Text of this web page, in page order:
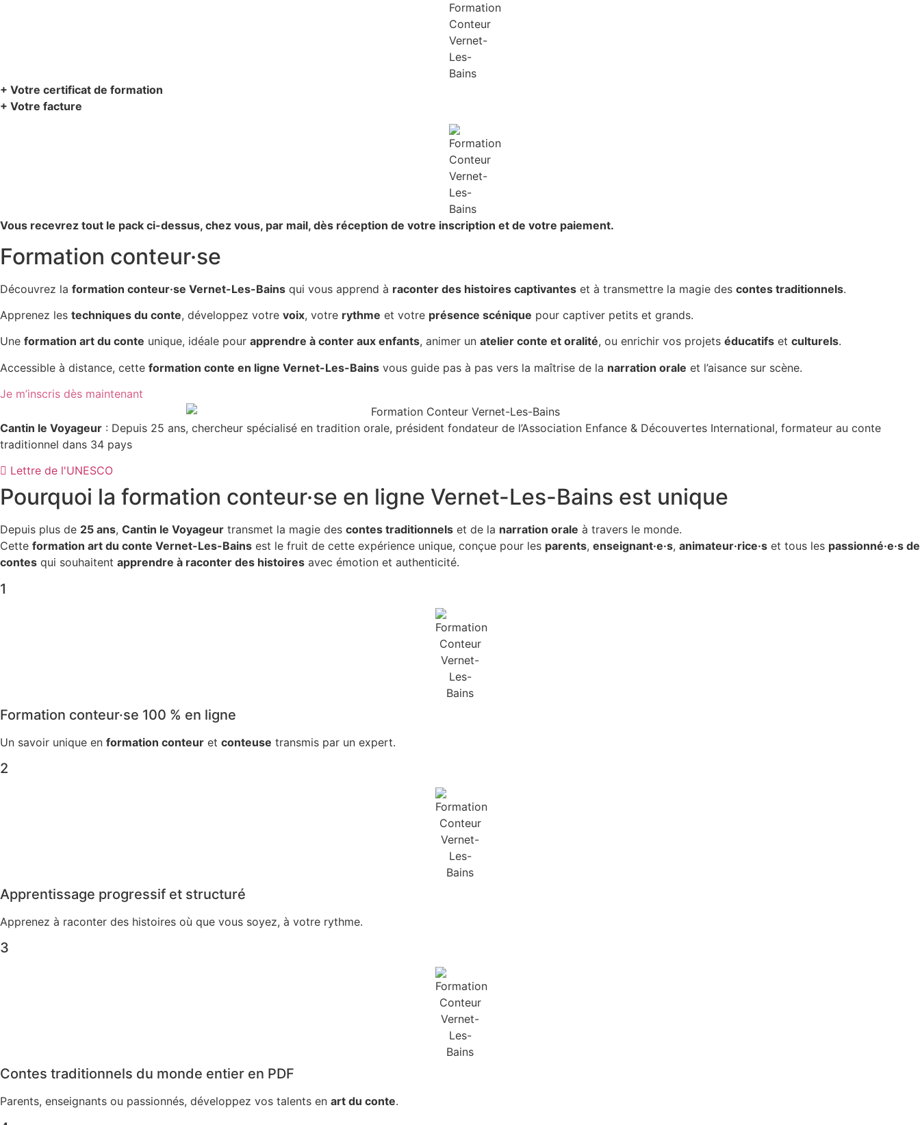
+ Votre certificat de formation
+ Votre facture
Vous recevrez tout le pack ci-dessus, chez vous, par mail, dès réception de votre inscription et de votre paiement.
Formation conteur·se
Découvrez la formation conteur·se Vernet-Les-Bains qui vous apprend à raconter des histoires captivantes et à transmettre la magie des contes traditionnels.
Apprenez les techniques du conte, développez votre voix, votre rythme et votre présence scénique pour captiver petits et grands.
Une formation art du conte unique, idéale pour apprendre à conter aux enfants, animer un atelier conte et oralité, ou enrichir vos projets éducatifs et culturels.
Accessible à distance, cette formation conte en ligne Vernet-Les-Bains vous guide pas à pas vers la maîtrise de la narration orale et l’aisance sur scène.
Je m’inscris dès maintenant
Cantin le Voyageur : Depuis 25 ans, chercheur spécialisé en tradition orale, président fondateur de l’Association Enfance & Découvertes International, formateur au conte
traditionnel dans 34 pays
Lettre de l'UNESCO
Pourquoi la formation conteur·se en ligne Vernet-Les-Bains est unique
Depuis plus de 25 ans, Cantin le Voyageur transmet la magie des contes traditionnels et de la narration orale à travers le monde.
Cette formation art du conte Vernet-Les-Bains est le fruit de cette expérience unique, conçue pour les parents, enseignant·e·s, animateur·rice·s et tous les passionné·e·s de
contes qui souhaitent apprendre à raconter des histoires avec émotion et authenticité.
1
Formation conteur·se 100 % en ligne
Un savoir unique en formation conteur et conteuse transmis par un expert.
2
Apprentissage progressif et structuré
Apprenez à raconter des histoires où que vous soyez, à votre rythme.
3
Contes traditionnels du monde entier en PDF
Parents, enseignants ou passionnés, développez vos talents en art du conte.